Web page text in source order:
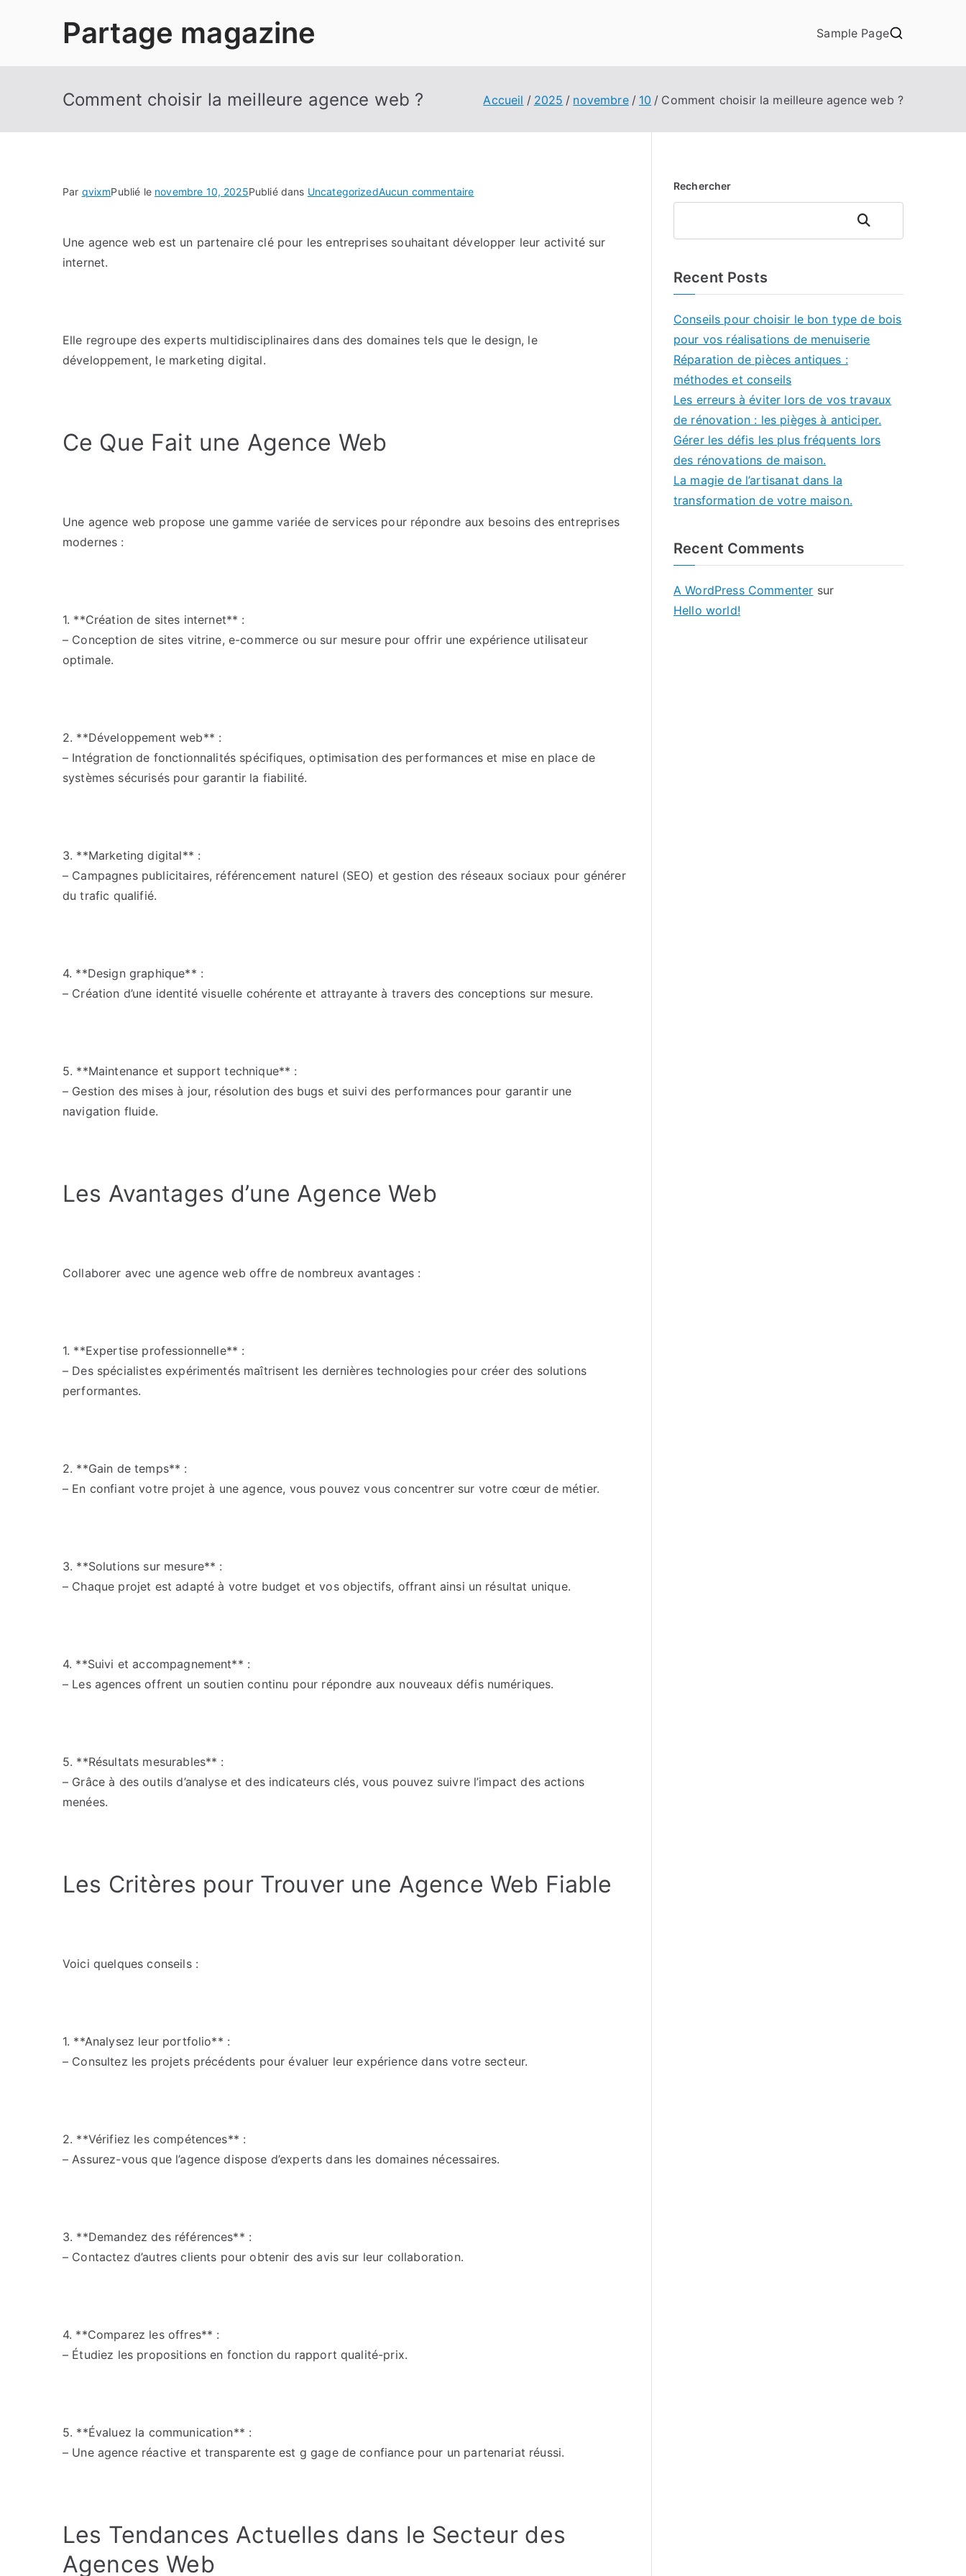
Partage magazine Sample Page
Comment choisir la meilleure agence web ? Accueil 2025 novembre 10 Comment choisir la meilleure agence web ?
Par qvixmPublié le novembre 10, 2025Publié dans UncategorizedAucun commentairesur
la
Une agence web est un partenaire clé pour les entreprises souhaitant développer leur activité sur
internet.
Elle regroupe des experts multidisciplinaires dans des domaines tels que le design, le
développement, le marketing digital.
Ce Que Fait une Agence Web
Une agence web propose une gamme variée de services pour répondre aux besoins des entreprises
modernes :
1. **Création de sites internet** :
– Conception de sites vitrine, e-commerce ou sur mesure pour offrir une expérience utilisateur
optimale.
2. **Développement web** :
– Intégration de fonctionnalités spécifiques, optimisation des performances et mise en place de
systèmes sécurisés pour garantir la fiabilité.
3. **Marketing digital** :
– Campagnes publicitaires, référencement naturel (SEO) et gestion des réseaux sociaux pour générer
du trafic qualifié.
4. **Design graphique** :
– Création d’une identité visuelle cohérente et attrayante à travers des conceptions sur mesure.
5. **Maintenance et support technique** :
– Gestion des mises à jour, résolution des bugs et suivi des performances pour garantir une
navigation fluide.
Les Avantages d’une Agence Web
Collaborer avec une agence web offre de nombreux avantages :
1. **Expertise professionnelle** :
– Des spécialistes expérimentés maîtrisent les dernières technologies pour créer des solutions
performantes.
2. **Gain de temps** :
– En confiant votre projet à une agence, vous pouvez vous concentrer sur votre cœur de métier.
3. **Solutions sur mesure** :
– Chaque projet est adapté à votre budget et vos objectifs, offrant ainsi un résultat unique.
4. **Suivi et accompagnement** :
– Les agences offrent un soutien continu pour répondre aux nouveaux défis numériques.
5. **Résultats mesurables** :
– Grâce à des outils d’analyse et des indicateurs clés, vous pouvez suivre l’impact des actions
menées.
Les Critères pour Trouver une Agence Web Fiable
Voici quelques conseils :
1. **Analysez leur portfolio** :
– Consultez les projets précédents pour évaluer leur expérience dans votre secteur.
2. **Vérifiez les compétences** :
– Assurez-vous que l’agence dispose d’experts dans les domaines nécessaires.
3. **Demandez des références** :
– Contactez d’autres clients pour obtenir des avis sur leur collaboration.
4. **Comparez les offres** :
– Étudiez les propositions en fonction du rapport qualité-prix.
5. **Évaluez la communication** :
– Une agence réactive et transparente est g gage de confiance pour un partenariat réussi.
Les Tendances Actuelles dans le Secteur des
Agences Web
Rechercher
Rechercher
Recent Posts
Conseils pour choisir le bon type de bois
pour vos réalisations de menuiserie
Réparation de pièces antiques :
méthodes et conseils
Les erreurs à éviter lors de vos travaux
de rénovation : les pièges à anticiper.
Gérer les défis les plus fréquents lors
des rénovations de maison.
La magie de l’artisanat dans la
transformation de votre maison.
Recent Comments
A WordPress Commenter sur
Hello world!